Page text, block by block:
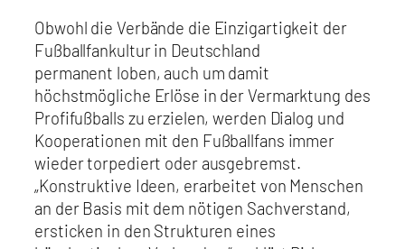
Obwohl die Verbände die Einzigartigkeit der
Fußballfankultur in Deutschland
permanent loben, auch um damit
höchstmögliche Erlöse in der Vermarktung des
Profifußballs zu erzielen, werden Dialog und
Kooperationen mit den Fußballfans immer
wieder torpediert oder ausgebremst.
„Konstruktive Ideen, erarbeitet von Menschen
an der Basis mit dem nötigen Sachverstand,
ersticken in den Strukturen eines